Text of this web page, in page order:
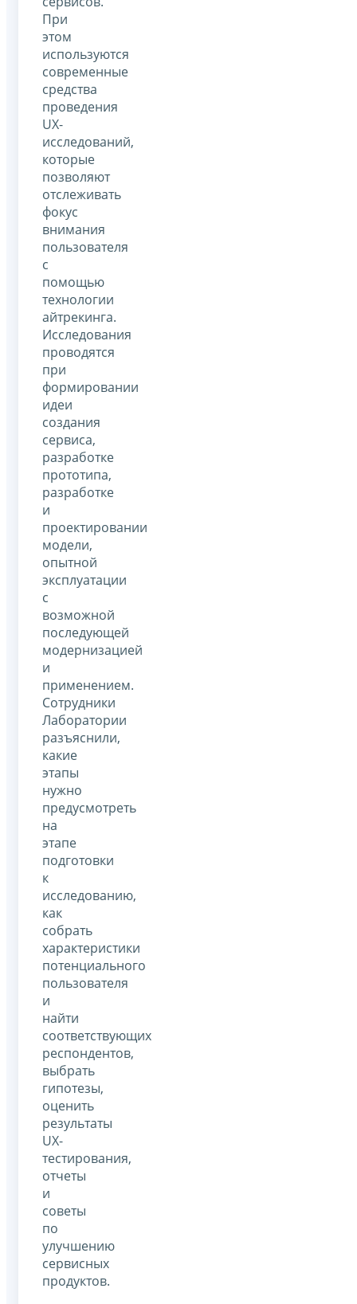
При
этом
используются
современные
средства
проведения
UX-
исследований,
которые
позволяют
отслеживать
фокус
внимания
пользователя
с
помощью
технологии
айтрекинга.
Исследования
проводятся
при
формировании
идеи
создания
сервиса,
разработке
прототипа,
разработке
и
проектировании
модели,
опытной
эксплуатации
с
возможной
последующей
модернизацией
и
применением.
Сотрудники
Лаборатории
разъяснили,
какие
этапы
нужно
предусмотреть
на
этапе
подготовки
к
исследованию,
как
собрать
характеристики
потенциального
пользователя
и
найти
соответствующих
респондентов,
выбрать
гипотезы,
оценить
результаты
UX-
тестирования,
отчеты
и
советы
по
улучшению
сервисных
продуктов.